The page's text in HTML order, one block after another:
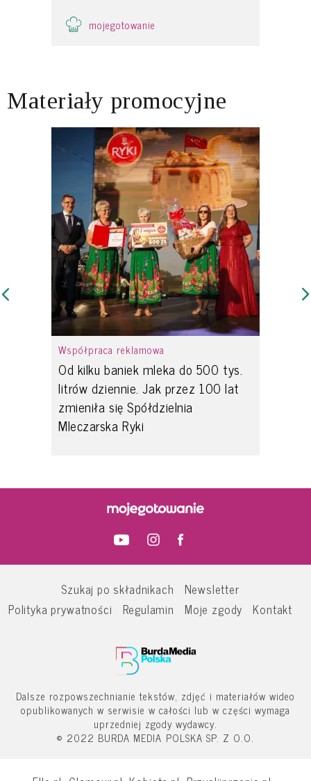
mojegotowanie
Materiały promocyjne
Współpraca reklamowa
Od kilku baniek mleka do 500 tys.
litrów dziennie. Jak przez 100 lat
zmieniła się Spółdzielnia
Mleczarska Ryki
Szukaj po składnikach
Newsletter
Polityka prywatności
Regulamin Moje zgody Kontakt
Dalsze rozpowszechnianie tekstów, zdjęć i materiałów wideo
opublikowanych w serwisie w całości lub w części wymaga
uprzedniej zgody wydawcy.
© 2022 BURDA MEDIA POLSKA SP. Z O.O.